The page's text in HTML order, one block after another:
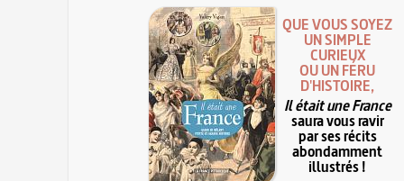
QUE VOUS SOYEZ
UN SIMPLE
CURIEUX
OU UN FÉRU
D'HISTOIRE,
Il était une France
saura vous ravir
par ses récits
abondamment
illustrés !